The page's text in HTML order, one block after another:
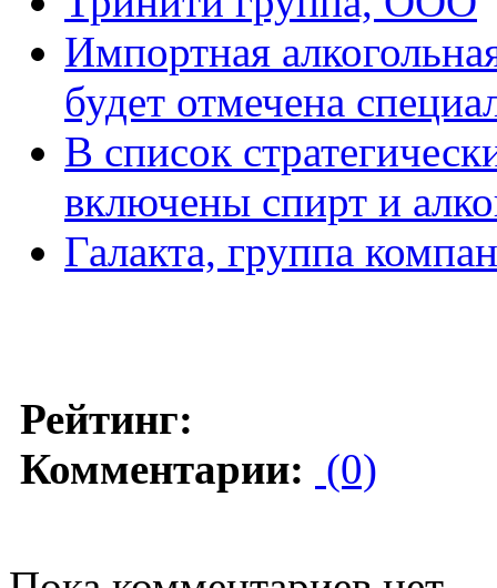
Импортная
будет отмечена
В список
включены спирт и
Галакта, группа
Рейтинг:
Комментарии: (0)